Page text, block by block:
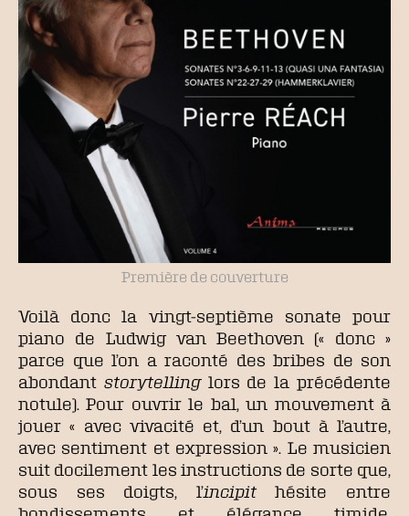
Première de couverture
Voilà donc la vingt-septième sonate pour
piano de Ludwig van Beethoven (« donc »
parce que l’on a raconté des bribes de son
abondant storytellinglors de la précédente
notule). Pour ouvrir le bal, un mouvement à
jouer « avec vivacité et, d’un bout à l’autre,
avec sentiment et expression ». Le musicien
suit docilement les instructions de sorte que,
sous ses doigts, l’incipithésite entre